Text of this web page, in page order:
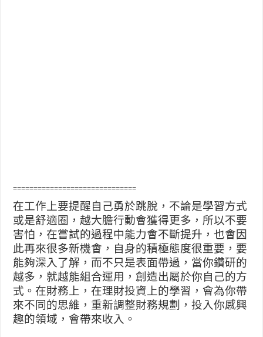
==============================
在工作上要提醒自己勇於跳脫，不論是學習方式
或是舒適圈，越大膽行動會獲得更多，所以不要
害怕，在嘗試的過程中能力會不斷提升，也會因
此再來很多新機會，自身的積極態度很重要，要
能夠深入了解，而不只是表面帶過，當你鑽研的
越多，就越能組合運用，創造出屬於你自己的方
式。在財務上，在理財投資上的學習，會為你帶
來不同的思維，重新調整財務規劃，投入你感興
趣的領域，會帶來收入。